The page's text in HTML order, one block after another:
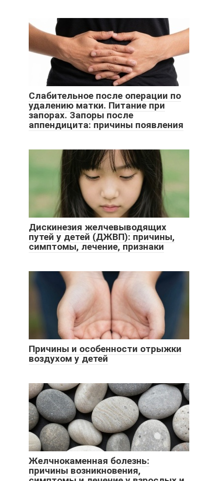
Слабительное после операции по
удалению матки. Питание при
запорах. Запоры после
аппендицита: причины появления
Дискинезия желчевыводящих
путей у детей (ДЖВП): причины,
симптомы, лечение, признаки
Причины и особенности отрыжки
воздухом у детей
Желчнокаменная болезнь:
причины возникновения,